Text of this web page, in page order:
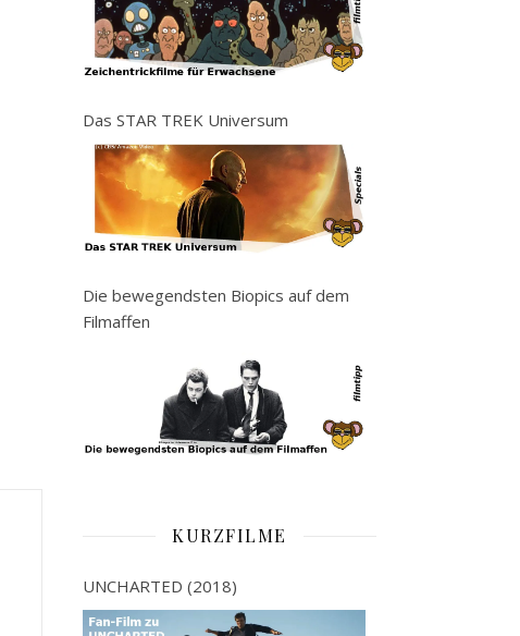
Das STAR TREK Universum
Die bewegendsten Biopics auf dem
Filmaffen
KURZFILME
UNCHARTED (2018)